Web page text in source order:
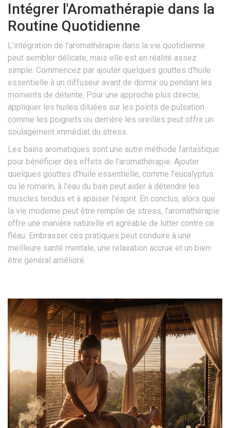
Intégrer l'Aromathérapie dans la
Routine Quotidienne
L'intégration de l'aromathérapie dans la vie quotidienne
peut sembler délicate, mais elle est en réalité assez
simple. Commencez par ajouter quelques gouttes d'huile
essentielle à un diffuseur avant de dormir ou pendant les
moments de détente. Pour une approche plus directe,
appliquer les huiles diluées sur les points de pulsation
comme les poignets ou derrière les oreilles peut offrir un
soulagement immédiat du stress.
Les bains aromatiques sont une autre méthode fantastique
pour bénéficier des effets de l'aromathérapie. Ajouter
quelques gouttes d'huile essentielle, comme l'eucalyptus
ou le romarin, à l'eau du bain peut aider à détendre les
muscles tendus et à apaiser l'esprit. En conclus, alors que
la vie moderne peut être remplie de stress, l'aromathérapie
offre une manière naturelle et agréable de lutter contre ce
fléau. Embrasser ces pratiques peut conduire à une
meilleure santé mentale, une relaxation accrue et un bien-
être général amélioré.